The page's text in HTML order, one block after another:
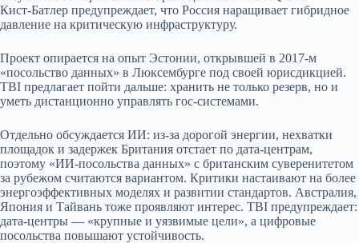
Кист‑Батлер предупреждает, что Россия наращивает гибридное
давление на критическую инфраструктуру.
Проект опирается на опыт Эстонии, открывшей в 2017‑м
«посольство данных» в Люксембурге под своей юрисдикцией.
TBI предлагает пойти дальше: хранить не только резерв, но и
уметь дистанционно управлять гос‑системами.
Отдельно обсуждается ИИ: из‑за дорогой энергии, нехватки
площадок и задержек Британия отстает по дата‑центрам,
поэтому «ИИ‑посольства данных» с британским суверенитетом
за рубежом считаются вариантом. Критики настаивают на более
энергоэффективных моделях и развитии стандартов. Австралия,
Япония и Тайвань тоже проявляют интерес. TBI предупреждает:
дата‑центры — «крупные и уязвимые цели», а цифровые
посольства повышают устойчивость.